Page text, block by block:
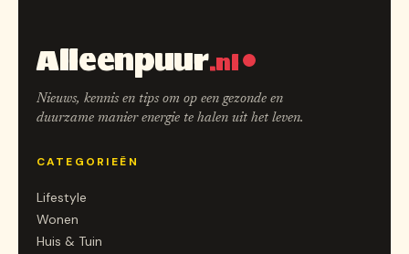
Alleenpuur.nl
Nieuws, kennis en tips om op een gezonde en
duurzame manier energie te halen uit het leven.
CATEGORIEËN
Lifestyle
Wonen
Huis & Tuin